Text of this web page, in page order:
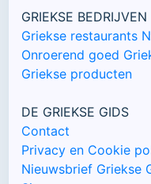
GRIEKSE BEDRIJVEN
Griekse restaurants
Onroerend goed
Griekse producten
DE GRIEKSE GIDS
Contact
Privacy en Cookie
Nieuwsbrief Griekse